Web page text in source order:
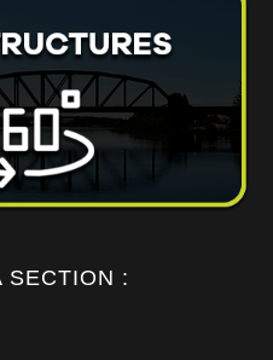
SECTION :